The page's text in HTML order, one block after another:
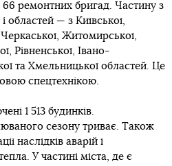
ремонтних бригад. Частину з
областей — з Київської,
Черкаської, Житомирської,
Рівненської, Івано-
та Хмельницької областей. Це
спецтехнікою.
1 513 будинків.
сезону триває. Також
наслідків аварій і
У частині міста, де є